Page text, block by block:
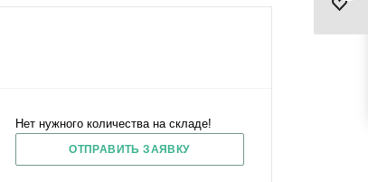
Нет нужного количества на складе!
ОТПРАВИТЬ ЗАЯВКУ